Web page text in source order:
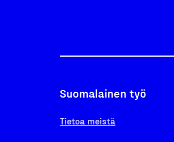
Suomalainen työ
Tietoa meistä